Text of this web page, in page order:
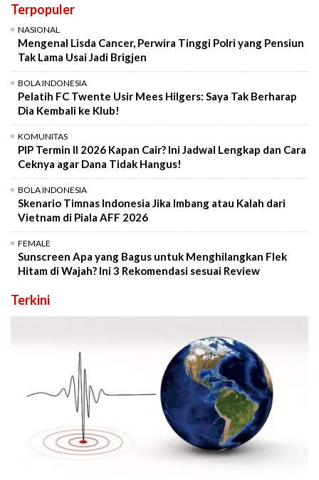
Terpopuler
NASIONAL
Mengenal Lisda Cancer, Perwira Tinggi Polri yang Pensiun
Tak Lama Usai Jadi Brigjen
BOLA INDONESIA
Pelatih FC Twente Usir Mees Hilgers: Saya Tak Berharap
Dia Kembali ke Klub!
KOMUNITAS
PIP Termin II 2026 Kapan Cair? Ini Jadwal Lengkap dan Cara
Ceknya agar Dana Tidak Hangus!
BOLA INDONESIA
Skenario Timnas Indonesia Jika Imbang atau Kalah dari
Vietnam di Piala AFF 2026
FEMALE
Sunscreen Apa yang Bagus untuk Menghilangkan Flek
Hitam di Wajah? Ini 3 Rekomendasi sesuai Review
Terkini